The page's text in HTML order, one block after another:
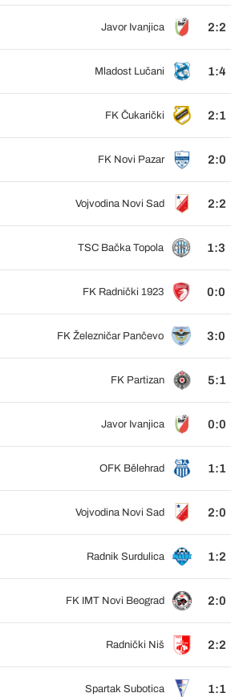
Javor Ivanjica 2:2
Mladost Lučani 1:4
FK Čukarički 2:1
FK Novi Pazar 2:0
Vojvodina Novi Sad 2:2
TSC Bačka Topola 1:3
FK Radnički 1923 0:0
FK Železničar Pančevo 3:0
FK Partizan 5:1
Javor Ivanjica 0:0
OFK Bělehrad 1:1
Vojvodina Novi Sad 2:0
Radnik Surdulica 1:2
FK IMT Novi Beograd 2:0
Radnički Niš 2:2
Spartak Subotica 1:1